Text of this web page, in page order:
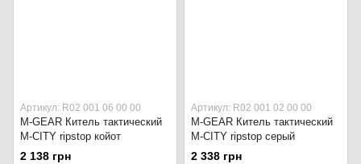
Артикул: R02 001 06 00 00
M-GEAR Китель тактический
M-CITY ripstop койот
2 138 грн
Артикул: R02 001 02 00 00
M-GEAR Китель тактический
M-CITY ripstop серый
2 338 грн